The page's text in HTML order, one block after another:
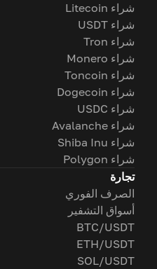
شراء Litecoin
شراء USDT
شراء Tron
شراء Monero
شراء Toncoin
شراء Dogecoin
شراء USDC
شراء Avalanche
شراء Shiba Inu
شراء Polygon
تجارة
الصرف الفوري
أسواق التشفير
BTC/USDT
ETH/USDT
SOL/USDT